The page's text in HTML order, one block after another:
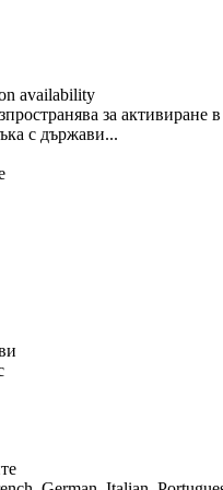
availability
за активиране
с държави...